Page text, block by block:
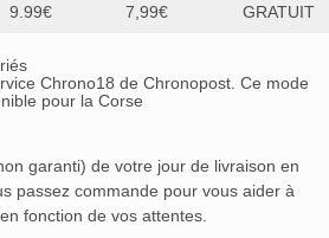
9.99€ 7,99€ GRATUIT
Chrono18 de Chronopost. Ce mode
pour la Corse
garanti) de votre jour de livraison en
passez commande pour vous aider à
fonction de vos attentes.